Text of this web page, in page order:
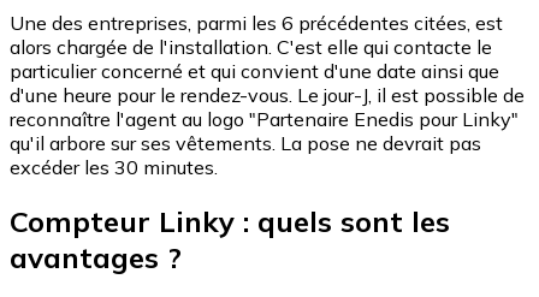
Une des entreprises, parmi les 6 précédentes citées, est
alors chargée de l'installation. C'est elle qui contacte le
particulier concerné et qui convient d'une date ainsi que
d'une heure pour le rendez-vous. Le jour-J, il est possible de
reconnaître l'agent au logo "Partenaire Enedis pour Linky"
qu'il arbore sur ses vêtements. La pose ne devrait pas
excéder les 30 minutes.
Compteur Linky : quels sont les
avantages ?